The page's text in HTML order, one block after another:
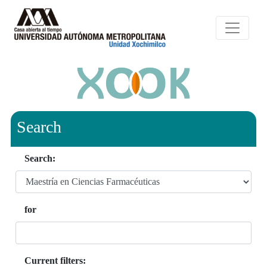
Search
Search:
for
Current filters: